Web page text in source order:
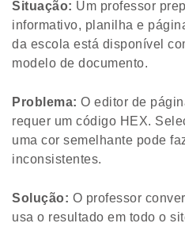
Situação: Um professor
informativo, planilha e
da escola está disponível
modelo de documento.
Problema: O editor de
requer um código HEX.
uma cor semelhante pode
inconsistentes.
Solução: O professor
usa o resultado em todo o